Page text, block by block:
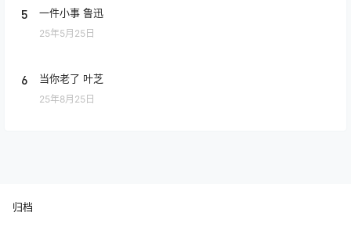
5 一件小事 鲁迅
25年5月25日
6 当你老了 叶芝
25年8月25日
归档